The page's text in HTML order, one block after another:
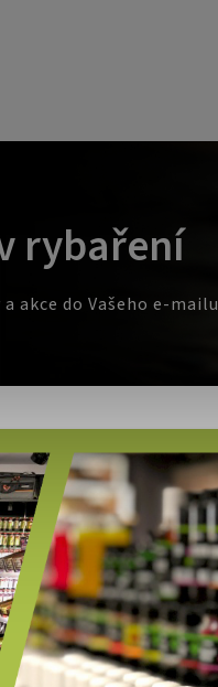
rybaření
akce do Vašeho e-mailu